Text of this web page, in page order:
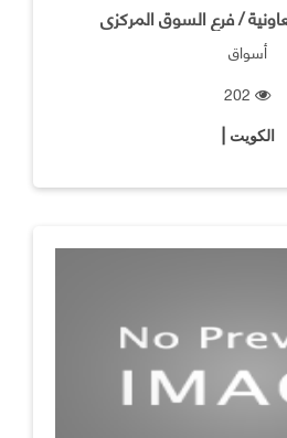
/ فرع السوق المركزى
أسواق
الكويت |